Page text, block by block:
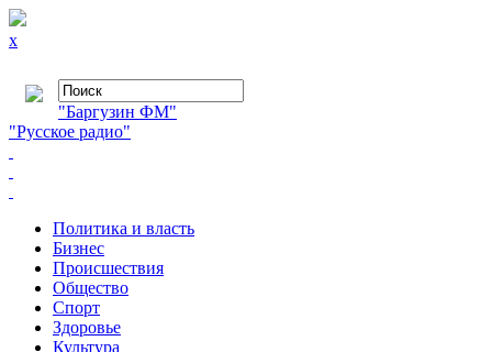
x
"Баргузин ФМ"
"Русское радио"
Политика и власть
Бизнес
Происшествия
Общество
Cпорт
Здоровье
Культура